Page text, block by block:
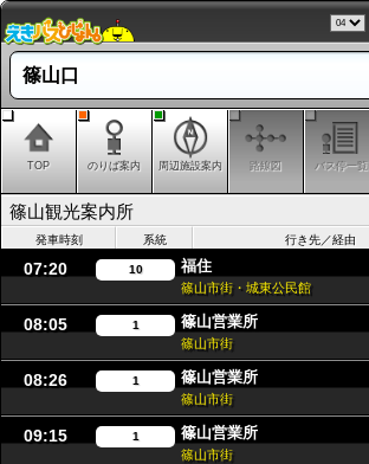
篠山口
TOP のりば案内 周辺施設案内 路線図 バス停一覧
篠山観光案内所
発車時刻 系統 行き先／経由
07:20 10 福住
篠山市街・城東公民館
08:05 1 篠山営業所
篠山市街
08:26 1 篠山営業所
篠山市街
09:15 1 篠山営業所
篠山市街